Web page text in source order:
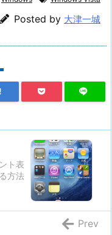
Posted by 大津一城
ト表
方法
Prev